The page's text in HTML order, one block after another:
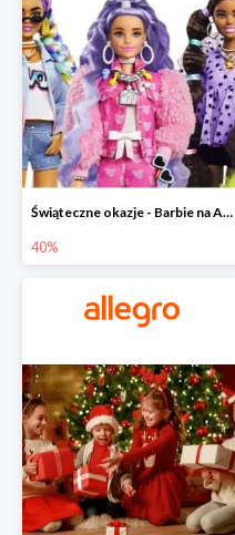
Świąteczne okazje - Barbie na Allegro do -40%
40%